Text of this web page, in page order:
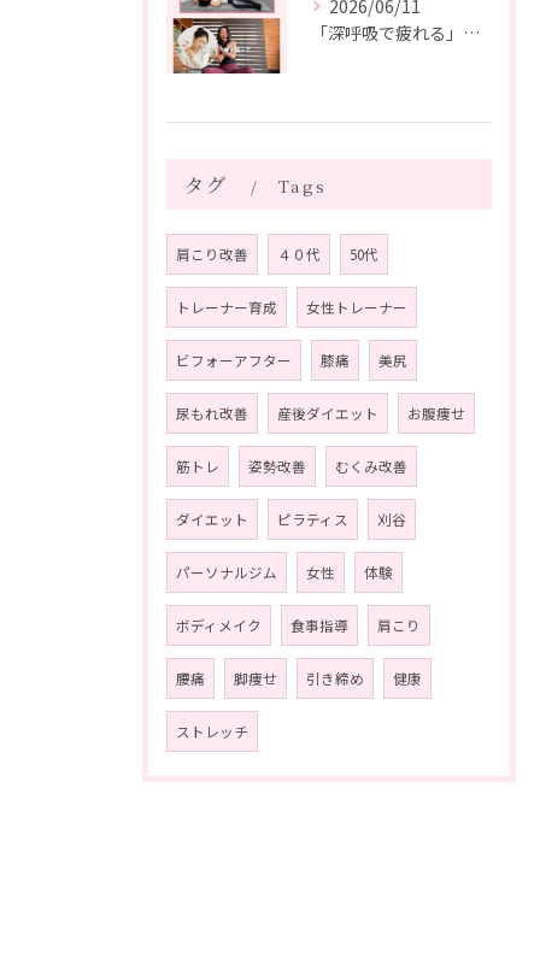
2026/06/11
「深呼吸で疲れる」の、実は普通じゃありません。
タグ Tags
肩こり改善 ４０代 50代
トレーナー育成 女性トレーナー
ビフォーアフター 膝痛 美尻
尿もれ改善 産後ダイエット お腹痩せ
筋トレ 姿勢改善 むくみ改善
ダイエット ピラティス 刈谷
パーソナルジム 女性 体験
ボディメイク 食事指導 肩こり
腰痛 脚痩せ 引き締め 健康
ストレッチ